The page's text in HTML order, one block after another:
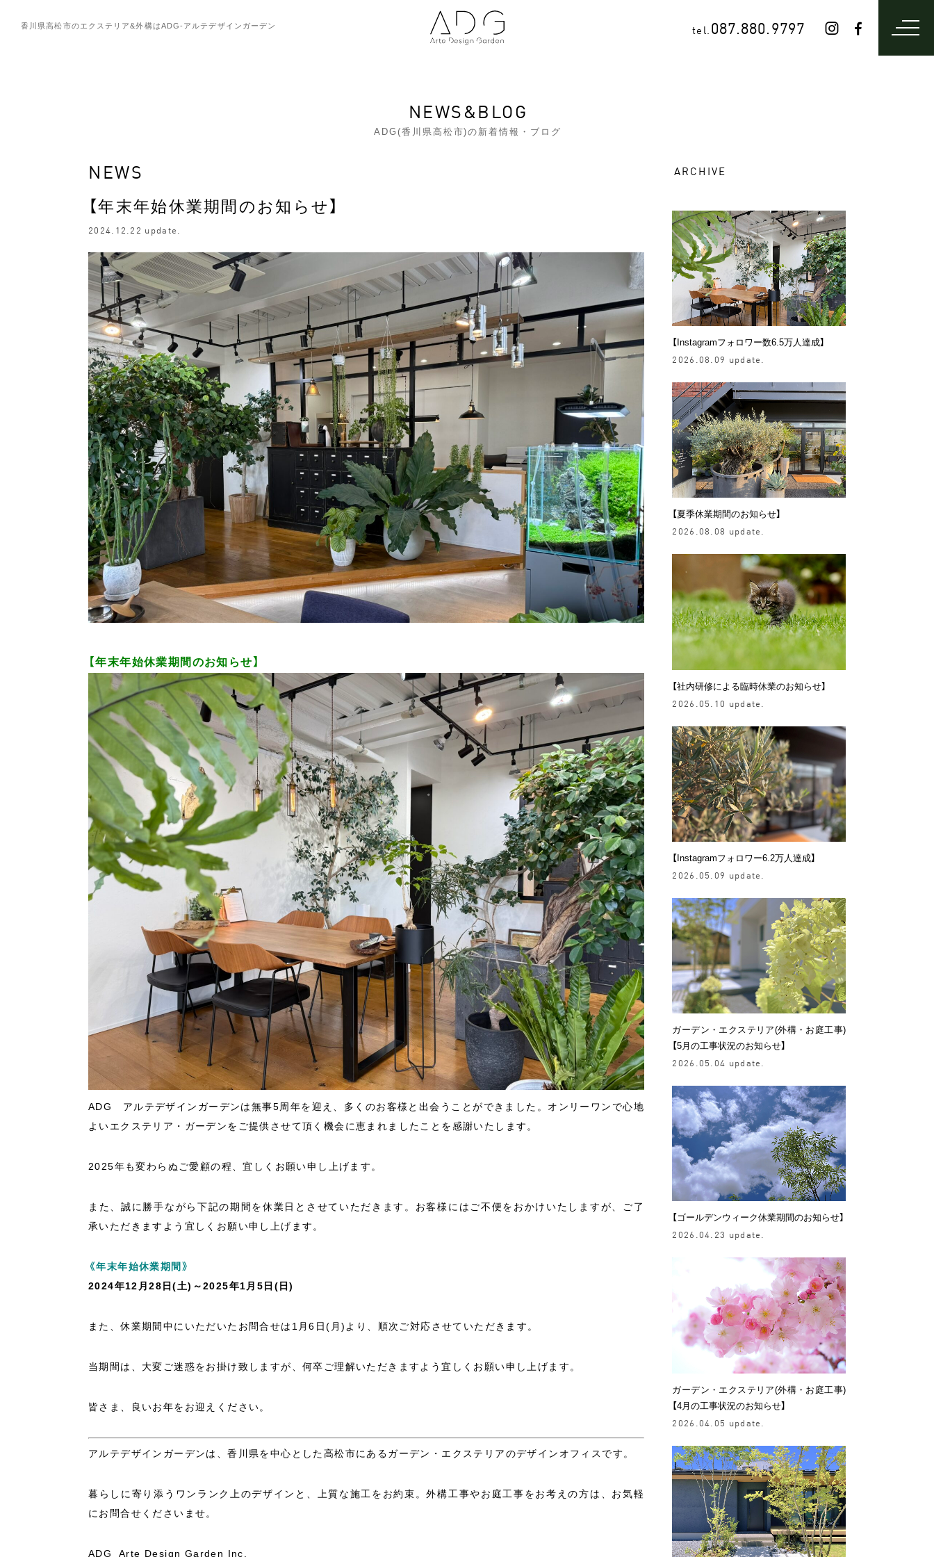
tel. 087.880.9797
NEWS&BLOG
ADG(香川県高松市)の新着情報・ブログ
香川県高松市のエクステリア&外構はADG-アルテデザインガーデン
NEWS
【年末年始休業期間のお知らせ】
2024.12.22 update.
【年末年始休業期間のお知らせ】
ADG アルテデザインガーデンは無事5周年を迎え、多くのお客様と出会うことができました。オンリーワンで心地
よいエクステリア・ガーデンをご提供させて頂く機会に恵まれましたことを感謝いたします。
2025年も変わらぬご愛顧の程、宜しくお願い申し上げます。
また、誠に勝手ながら下記の期間を休業日とさせていただきます。お客様にはご不便をおかけいたしますが、ご了
承いただきますよう宜しくお願い申し上げます。
《年末年始休業期間》
2024年12月28日(土)～2025年1月5日(日)
また、休業期間中にいただいたお問合せは1月6日(月)より、順次ご対応させていただきます。
当期間は、大変ご迷惑をお掛け致しますが、何卒ご理解いただきますよう宜しくお願い申し上げます。
皆さま、良いお年をお迎えください。
アルテデザインガーデンは、香川県を中心とした高松市にあるガーデン・エクステリアのデザインオフィスです。
暮らしに寄り添うワンランク上のデザインと、上質な施工をお約束。外構工事やお庭工事をお考えの方は、お気軽
にお問合せくださいませ。
ADG Arte Design Garden Inc.
ARCHIVE
【Instagramフォロワー数6.5万人達成】
2026.08.09 update.
【夏季休業期間のお知らせ】
2026.08.08 update.
【社内研修による臨時休業のお知らせ】
2026.05.10 update.
【Instagramフォロワー6.2万人達成】
2026.05.09 update.
ガーデン・エクステリア(外構・お庭工事)
【5月の工事状況のお知らせ】
2026.05.04 update.
【ゴールデンウィーク休業期間のお知らせ】
2026.04.23 update.
ガーデン・エクステリア(外構・お庭工事)
【4月の工事状況のお知らせ】
2026.04.05 update.